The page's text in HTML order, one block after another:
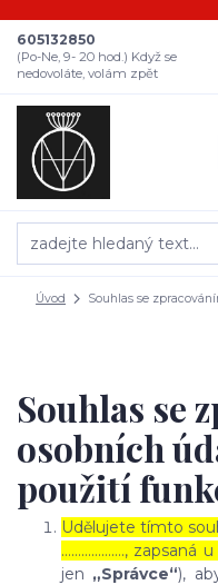
605132850
(Po-Ne, 9- 20 hod.) Když se
nedovoláte, volám zpět
Úvod
Souhlas se
Souhlas se
osobních
použití
Udělujete tímto
………………., zapsaná
jen „Správce“),